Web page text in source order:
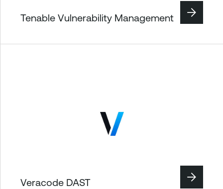
Tenable Vulnerability Management
Veracode DAST